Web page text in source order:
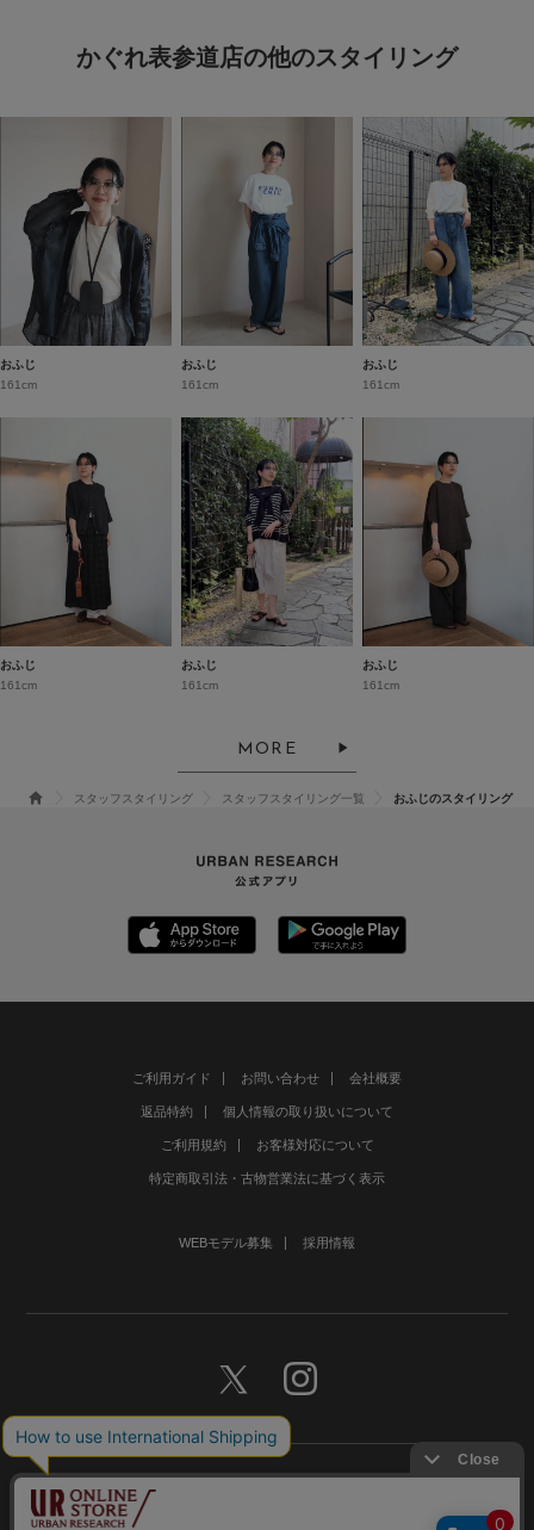
かぐれ表参道店の他のスタイリング
おふじ
161cm
おふじ
161cm
おふじ
161cm
おふじ
161cm
おふじ
161cm
おふじ
161cm
MORE
スタッフスタイリング スタッフスタイリング一覧 おふじのスタイリング
ご利用ガイド お問い合わせ 会社概要
返品特約 個人情報の取り扱いについて
ご利用規約 お客様対応について
特定商取引法・古物営業法に基づく表示
WEBモデル募集 採用情報